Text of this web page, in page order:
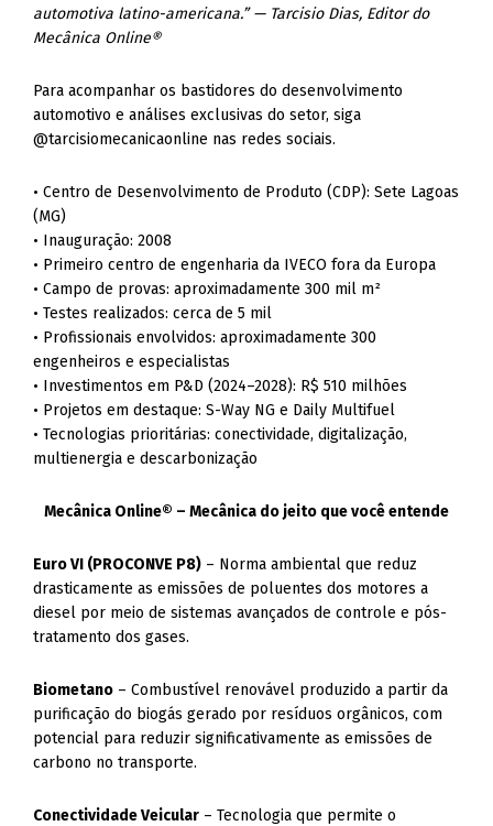
automotiva latino-americana.” — Tarcisio Dias, Editor do
Mecânica Online®
Para acompanhar os bastidores do desenvolvimento
automotivo e análises exclusivas do setor, siga
@tarcisiomecanicaonline nas redes sociais.
• Centro de Desenvolvimento de Produto (CDP): Sete Lagoas
(MG)
• Inauguração: 2008
• Primeiro centro de engenharia da IVECO fora da Europa
• Campo de provas: aproximadamente 300 mil m²
• Testes realizados: cerca de 5 mil
• Profissionais envolvidos: aproximadamente 300
engenheiros e especialistas
• Investimentos em P&D (2024–2028): R$ 510 milhões
• Projetos em destaque: S-Way NG e Daily Multifuel
• Tecnologias prioritárias: conectividade, digitalização,
multienergia e descarbonização
Mecânica Online® – Mecânica do jeito que você entende
Euro VI (PROCONVE P8) – Norma ambiental que reduz
drasticamente as emissões de poluentes dos motores a
diesel por meio de sistemas avançados de controle e pós-
tratamento dos gases.
Biometano – Combustível renovável produzido a partir da
purificação do biogás gerado por resíduos orgânicos, com
potencial para reduzir significativamente as emissões de
carbono no transporte.
Conectividade Veicular – Tecnologia que permite o